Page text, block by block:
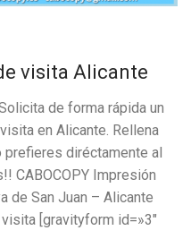
visita Alicante
de forma rápida un
en Alicante. Rellena
diréctamente al
CABOCOPY Impresión
de San Juan – Alicante
[gravityform id=»3″